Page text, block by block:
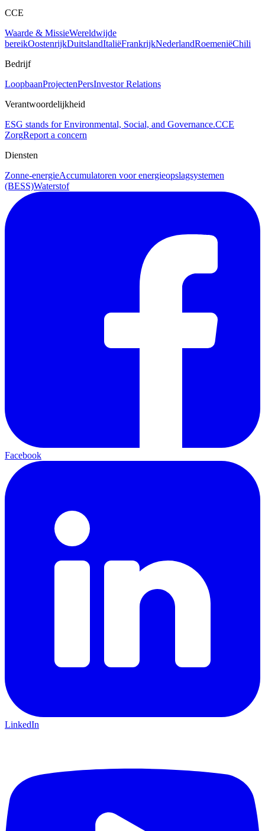
CCE
Waarde & MissieWereldwijde
bereikOostenrijkDuitslandItaliëFrankrijkNederlandRoemeniëChili
Bedrijf
LoopbaanProjectenPersInvestor Relations
Verantwoordelijkheid
ESG stands for Environmental, Social, and Governance.CCE
ZorgReport a concern
Diensten
Zonne-energieAccumulatoren voor energieopslagsystemen
(BESS)Waterstof
Facebook
LinkedIn